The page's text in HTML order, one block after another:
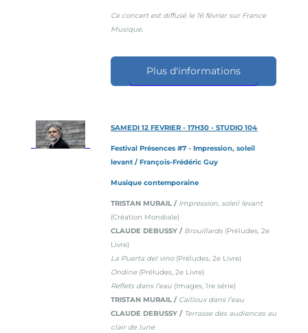
Ce concert est diffusé le 16 février sur France
Musique.
Plus d'informations
SAMEDI 12 FEVRIER - 17H30 - STUDIO 104
Festival Présences #7 - Impression, soleil
levant / François-Frédéric Guy
Musique contemporaine
TRISTAN MURAIL / Impression, soleil levant
(Création Mondiale)
CLAUDE DEBUSSY / Brouillards (Préludes, 2e
Livre)
La Puerta del vino (Préludes, 2e Livre)
Ondine (Préludes, 2e Livre)
Reflets dans l’eau (Images, 1re série)
TRISTAN MURAIL / Cailloux dans l’eau
CLAUDE DEBUSSY / Terrasse des audiences au
clair de lune